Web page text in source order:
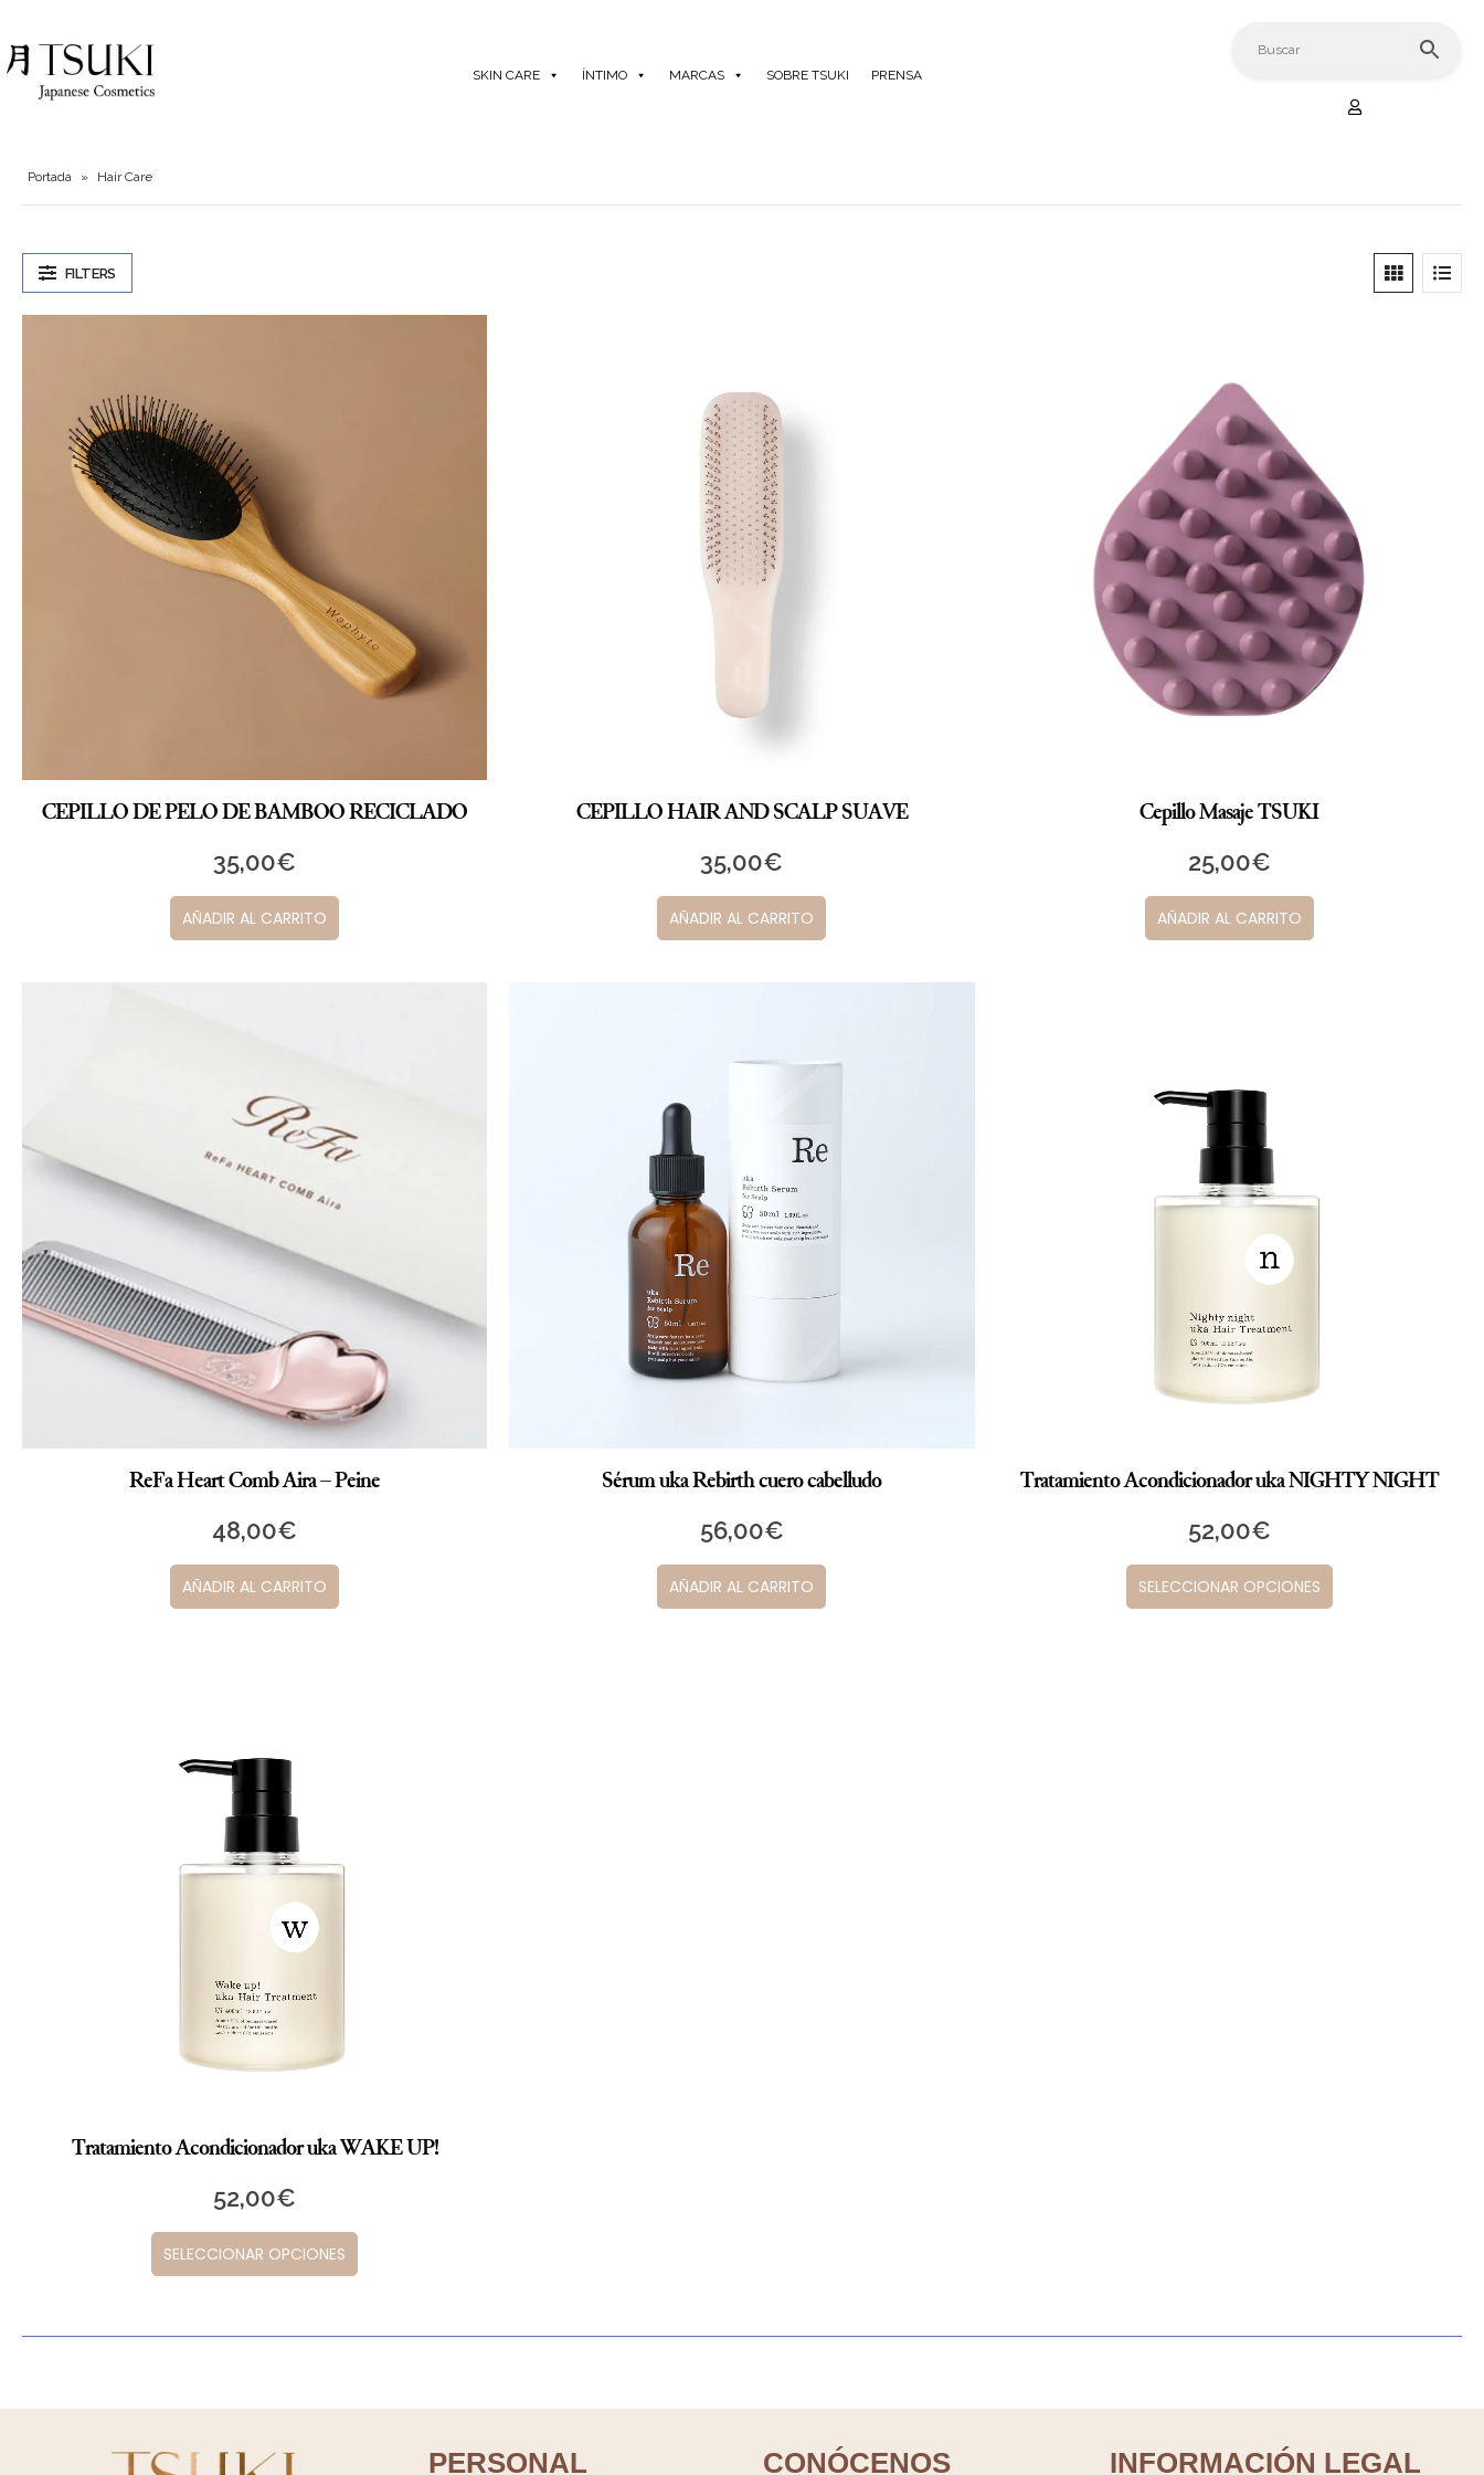
SKIN CARE ÍNTIMO MARCAS SOBRE TSUKI PRENSA
Portada » Hair Care
FILTERS
CEPILLO DE PELO DE BAMBOO RECICLADO
35,00€
AÑADIR AL CARRITO
CEPILLO HAIR AND SCALP SUAVE
35,00€
AÑADIR AL CARRITO
Cepillo Masaje TSUKI
25,00€
AÑADIR AL CARRITO
ReFa Heart Comb Aira – Peine
48,00€
AÑADIR AL CARRITO
Sérum uka Rebirth cuero cabelludo
56,00€
AÑADIR AL CARRITO
Tratamiento Acondicionador uka NIGHTY NIGHT
52,00€
SELECCIONAR OPCIONES
Tratamiento Acondicionador uka WAKE UP!
52,00€
SELECCIONAR OPCIONES
PERSONAL CONÓCENOS INFORMACIÓN LEGAL